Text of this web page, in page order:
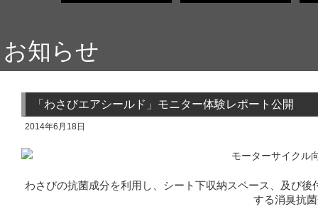
お知らせ
「わさびエアシールド」モニター体験レポート公開
2014年6月18日
わさびの抗菌成分を利用し、シート下収納スペース、及び
する消臭抗